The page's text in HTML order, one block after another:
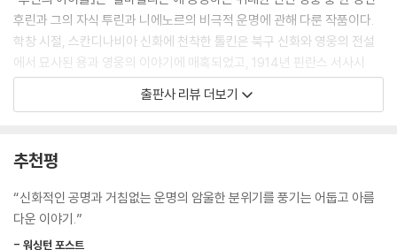
곳 여자들은 어느 정도인가? 발가벗은 채 털만 날리며 사슴처럼 뛰어다니
는가?
--- p.115
“고향이라고 했소? 높고 차가운 어둠산맥이 우리를 가로막고 서 있소. 그
뒤에는 울도르 사람들이 있고, 그들 주변에는 앙반드 군대가 배치되어 있
면, 내가 당신들을 고향으로 인도하리다. […]”
“내가 자네하고 같이 있게 된다면, 그건 지혜가 아니라 사랑 때문일 걸세.
내 마음은 우리가 도리아스로 돌아가야 한다고 경고하고 있네. 다른 곳은
후린과 그의 자식 투린과 니에노르의 비극적 운명에 관해 다룬 작품이다.
학창 시절, 스칸디나비아 신화에 천착한 톨킨은 북구 신화와 영웅의 전설
에서 묘사된 용과 영웅의 이야기에 매혹되었고, 1914년 핀란스 서사시
『쿨레르보 이야기』를 개작하며 “인간의 힘으로는 극복할 수 없는 강력한
절대악에게 굴복하지 않고 맞서다가 숙명적인 파멸을 맞은 인간 영웅” 투
운명이었다. 그렇게 ‘후린의 아이들’의 가슴 저리는 사연은 북구 신화 전형
적 면모를 드러내는 동시에, 장중한 그리스 비극의 정조와 울림 또한 담아
내며 온전한 한 편의 작품으로 완성되었다.
출판사 리뷰 더보기
추천평
“신화적인 공명과 거침없는 운명의 암울한 분위기를 풍기는 어둡고 아름
다운 이야기.”
- 워싱턴 포스트